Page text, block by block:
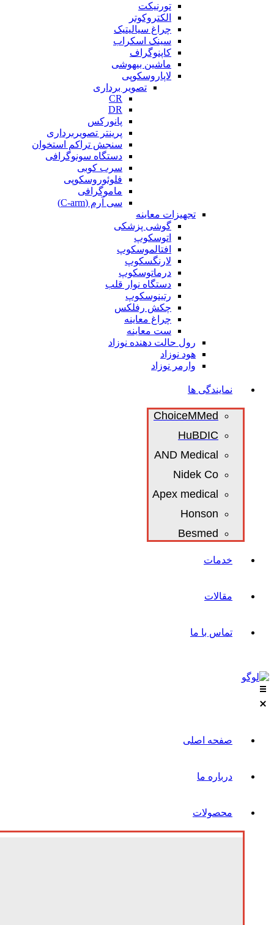
تورنیکت
الکتروکوتر
چراغ سیالیتیک
سینک اسکراب
کاپنوگراف
ماشین بیهوشی
لاپاروسکوپی
تصویر برداری
CR
DR
پانورکس
پرینتر تصویربرداری
سنجش تراکم استخوان
دستگاه سونوگرافی
سرب کوبی
فلوئوروسکوپی
ماموگرافی
سی آرم (C-arm)
تجهیزات معاینه
گوشی پزشکی
اتوسکوپ
افتالموسکوپ
لارنگسکوپ
درماتوسکوپ
دستگاه نوار قلب
رتینوسکوپ
چکش رفلکس
چراغ معاینه
ست معاینه
رول حالت دهنده نوزاد
هود نوزاد
وارمر نوزاد
نمایندگی ها
ChoiceMMed
HuBDIC
AND Medical
Nidek Co
Apex medical
Honson
Besmed
خدمات
مقالات
تماس با ما
صفحه اصلی
درباره ما
محصولات